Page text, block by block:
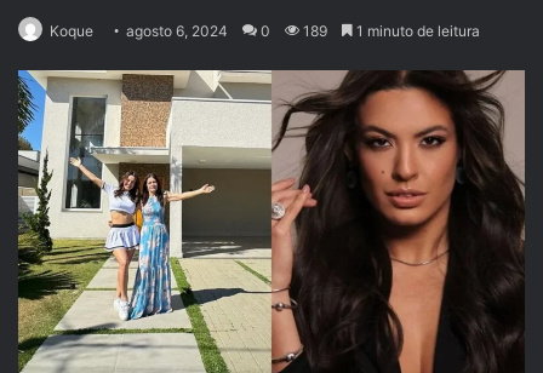
Koque agosto 6, 2024 0 189 1 minuto de leitura